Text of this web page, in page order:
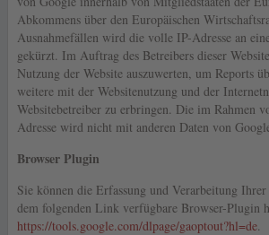
Abkommens über den Europäischen
Ausnahmefällen wird die volle IP-Adresse an
gekürzt. Im Auftrag des Betreibers dieser
Nutzung der Website auszuwerten, um Reports
weitere mit der Websitenutzung und der
Websitebetreiber zu erbringen. Die im Rahmen
Adresse wird nicht mit anderen Daten von
Browser Plugin
Sie können die Erfassung und Verarbeitung
dem folgenden Link verfügbare Browser-Plugin
https://tools.google.com/dlpage/gaoptout?hl=de.